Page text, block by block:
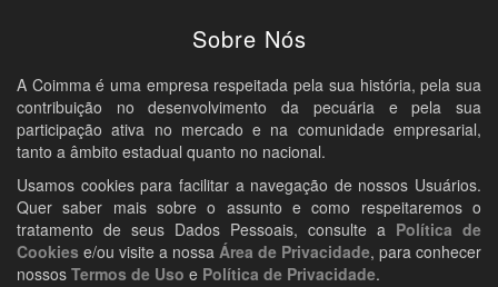
Sobre Nós
A Coimma é uma empresa respeitada pela sua história, pela sua
contribuição no desenvolvimento da pecuária e pela sua
participação ativa no mercado e na comunidade empresarial,
tanto a âmbito estadual quanto no nacional.
Usamos cookies para facilitar a navegação de nossos Usuários.
Quer saber mais sobre o assunto e como respeitaremos o
tratamento de seus Dados Pessoais, consulte a Política de
Cookies e/ou visite a nossa Área de Privacidade, para conhecer
nossos Termos de Uso e Política de Privacidade.